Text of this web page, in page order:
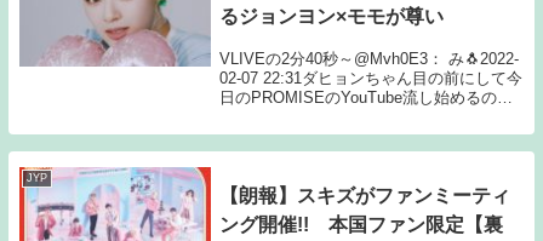
るジョンヨン×モモが尊い
VLIVEの2分40秒～@Mvh0E3： み🐧2022-
02-07 22:31ダヒョンちゃん目の前にして今
日のPROMISEのYouTube流し始めるのお
@tzusana_love： れん🌴🐇2022-02-0...
JYP
【朗報】スキズがファンミーティ
ング開催!! 本国ファン限定【裏